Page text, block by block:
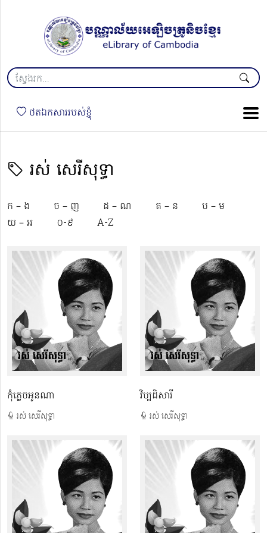
ថតឯកសាររបស់ខ្ញុំ
រស់ សេរីសុទ្ធា
ក – ង ច – ញ ដ – ណ ត – ន
ប – ម
យ – អ
០-៩ A-Z
កុំ​ភ្លេច​អូន​ណា
រស់ សេរីសុទ្ធា
វិប្បដិសារី
រស់ សេរីសុទ្ធា